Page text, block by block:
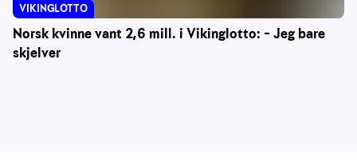
Norsk kvinne vant 2,6 mill. i Vikinglotto: – Jeg bare
skjelver
VIKINGLOTTO